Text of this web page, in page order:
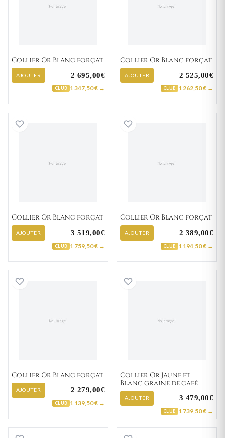
Collier Or Blanc forçat
AJOUTER 2 695,00€
CLUB 1 347,50 € →
Collier Or Blanc forçat
AJOUTER 2 525,00€
CLUB 1 262,50 € →
Collier Or Blanc forçat
Collier Or Blanc forçat
AJOUTER 3 519,00€
CLUB 1 759,50 € →
Collier Or Blanc forçat
AJOUTER 2 389,00€
CLUB 1 194,50 € →
Collier Or Blanc forçat
Collier Or Blanc forçat
AJOUTER 2 279,00€
CLUB 1 139,50 € →
Collier Or Jaune et
Blanc graine de café
AJOUTER 3 479,00€
CLUB 1 739,50 € →
Collier Or Blanc marine